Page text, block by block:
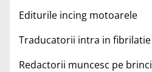
Editurile incing motoarele
Traducatorii intra in fibrilatie
Redactorii muncesc pe brinci